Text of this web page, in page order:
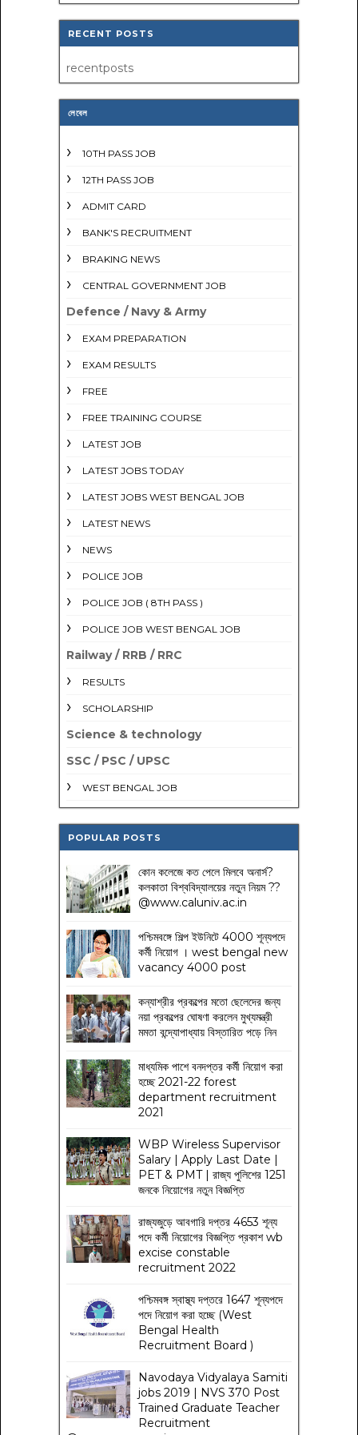
RECENT POSTS
recentposts
লেবেল
10TH PASS JOB
12TH PASS JOB
ADMIT CARD
BANK'S RECRUITMENT
BRAKING NEWS
CENTRAL GOVERNMENT JOB
Defence / Navy & Army
EXAM PREPARATION
EXAM RESULTS
FREE
FREE TRAINING COURSE
LATEST JOB
LATEST JOBS TODAY
LATEST JOBS WEST BENGAL JOB
LATEST NEWS
NEWS
POLICE JOB
POLICE JOB ( 8TH PASS )
POLICE JOB WEST BENGAL JOB
Railway / RRB / RRC
RESULTS
SCHOLARSHIP
Science & technology
SSC / PSC / UPSC
WEST BENGAL JOB
POPULAR POSTS
কোন কলেজে কত পেলে মিলবে অনার্স?
কলকাতা বিশ্ববিদ্যালয়ের নতুন নিয়ম??
@www.caluniv.ac.in
পশ্চিমবঙ্গে শিল্প ইউনিটে 4000 শূন্যপদে
কর্মী নিয়োগ । west bengal new
vacancy 4000 post
কন্যাশ্রীর প্রকল্পের মতো ছেলেদের জন্য
নয়া প্রকল্পের ঘোষণা করলেন মুখ্যমন্ত্রী
মমতা বন্দ্যোপাধ্যায় বিস্তারিত পড়ে নিন
মাধ্যমিক পাশে বনদপ্তর কর্মী নিয়োগ করা
হচ্ছে 2021-22 forest
department recruitment
2021
WBP Wireless Supervisor
Salary | Apply Last Date |
PET & PMT | রাজ্য পুলিশের 1251
জনকে নিয়োগের নতুন বিজ্ঞপ্তি
রাজ্যজুড়ে আবগারি দপ্তর 4653 শূন্য
পদে কর্মী নিয়োগের বিজ্ঞপ্তি প্রকাশ wb
excise constable
recruitment 2022
পশ্চিমবঙ্গ স্বাস্থ্য দপ্তরে 1647 শূন্যপদে
পদে নিয়োগ করা হচ্ছে (West
Bengal Health
Recruitment Board )
Navodaya Vidyalaya Samiti
jobs 2019 | NVS 370 Post
Trained Graduate Teacher
Recruitment